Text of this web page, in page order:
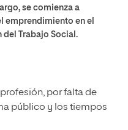
se comienza a
emprendimiento en el
Trabajo Social.
por falta de
público y los tiempos